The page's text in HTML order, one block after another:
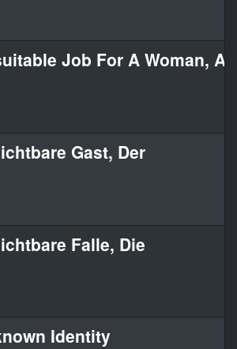
Job For A Woman, An
Gast, Der
Falle, Die
Identity